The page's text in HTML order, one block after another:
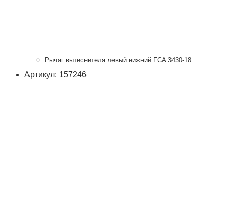
Рычаг вытеснителя левый нижний FCA 3430-18
Артикул: 157246